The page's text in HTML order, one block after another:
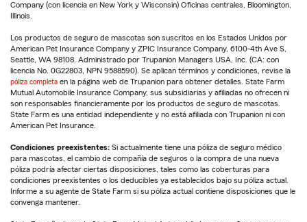
Company (con licencia en New York y Wisconsin) Oficinas centrales, Bloomington,
Illinois.
Los productos de seguro de mascotas son suscritos en los Estados Unidos por
American Pet Insurance Company y ZPIC Insurance Company, 6100-4th Ave S,
Seattle, WA 98108. Administrado por Trupanion Managers USA, Inc. (CA: con
licencia No. 0G22803, NPN 9588590). Se aplican términos y condiciones, revise la
póliza completa en la página web de Trupanion para obtener detalles. State Farm
Mutual Automobile Insurance Company, sus subsidiarias y afiliadas no ofrecen ni
son responsables financieramente por los productos de seguro de mascotas.
State Farm es una entidad independiente y no está afiliada con Trupanion ni con
American Pet Insurance.
Condiciones preexistentes: Si actualmente tiene una póliza de seguro médico
para mascotas, el cambio de compañía de seguros o la compra de una nueva
póliza podría afectar ciertas disposiciones, tales como las coberturas para
condiciones preexistentes o los deducibles ya establecidos bajo su póliza actual.
Informe a su agente de State Farm si su póliza actual contiene disposiciones que le
convenga mantener.